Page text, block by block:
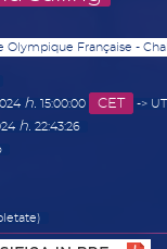
Olympique Française -
h. 15:00:00 CET
->
h. 22:43:26